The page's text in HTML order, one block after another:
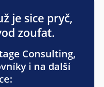
je sice pryč,
zoufat.
Consulting,
i na další